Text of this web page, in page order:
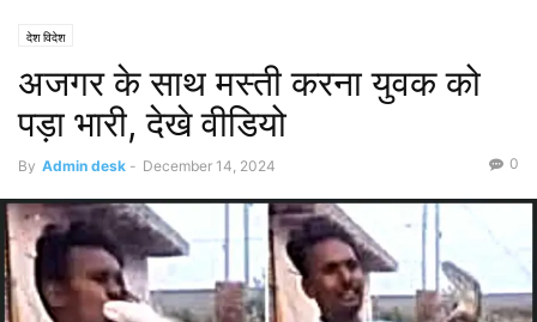
देश विदेश
अजगर के साथ मस्ती करना युवक को
पड़ा भारी, देखे वीडियो
By Admin desk - December 14, 2024 0